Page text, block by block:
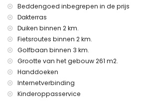
dichtstbijzijnde dorps-/stadskern:
kilometer van de villa)
dichtstbijzijnde strand: Ampolla Beach
van de villa)
van de villa)
dichtstbijzijnde luchthaven: Alicante (El
kilometer van de villa)
tweede dichtstbijzijnde luchthaven:
100 kilometer van de villa)
Beddengoed inbegrepen in de prijs
Dakterras
Duiken binnen 2 km.
Fietsroutes binnen 2 km.
Golfbaan binnen 3 km.
Grootte van het gebouw 261 m2.
Handdoeken
Internetverbinding
Kinderoppasservice